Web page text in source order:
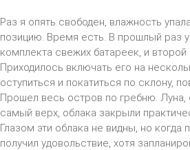
Раз я опять свободен, влажность
позицию. Время есть. В прошлый раз
комплекта свежих батареек, и
Приходилось включать его на
оступиться и покатиться по склону,
Прошел весь остров по гребню. Луна,
самый верх, облака закрыли
Глазом эти облака не видны, но
получил удовольствие, хотя